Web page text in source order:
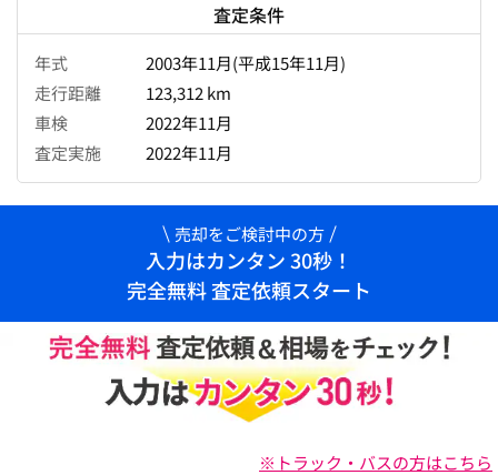
査定条件
年式
2003年11月(平成15年11月)
走行距離
123,312 km
車検
2022年11月
査定実施
2022年11月
売却をご検討中の方
入力はカンタン 30秒！
完全無料 査定依頼スタート
※トラック・バスの方はこちら